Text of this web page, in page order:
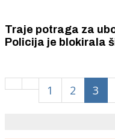
Traje potraga za
Policija je blokirala
1 2 3